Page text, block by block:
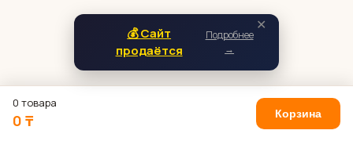
✕
💰 Сайт
продаётся
Подробнее
→
0 товара
0 ₸ Корзина